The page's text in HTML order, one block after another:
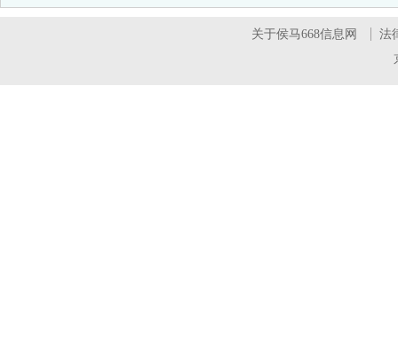
关于侯马668信息网
法